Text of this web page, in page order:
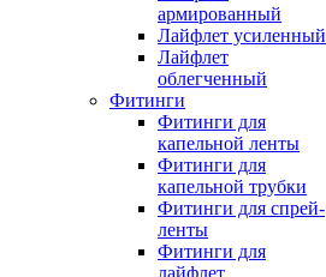
армированный
Лайфлет усиленный
Лайфлет
облегченный
Фитинги
Фитинги для
капельной ленты
Фитинги для
капельной трубки
Фитинги для спрей-
ленты
Фитинги для
лайфлет